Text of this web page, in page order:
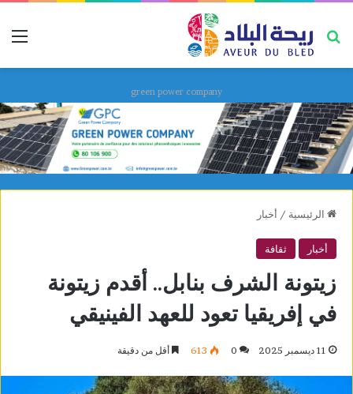
بحث عن
green power company
الرئيسية / أخبار
أخبار ثقافة
زيتونة الشرف بنابل.. أقدم زيتونة
في إفريقيا تعود للعهد الفينيقي
11 ديسمبر 2025 0
613 أقل من دقيقة